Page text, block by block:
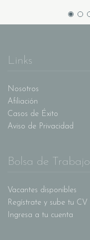
Links
Nosotros
Afiliación
Casos de Éxito
Aviso de Privacidad
Bolsa de Trabajo
Vacantes disponibles
Regístrate y sube tu CV
Ingresa a tu cuenta